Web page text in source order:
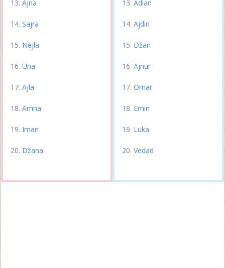
Ajna
Sajra
Nejla
Una
Ajla
Amna
Iman
Džana
Adian
Ajdin
Džan
Ajnur
Omar
Emin
Luka
Vedad